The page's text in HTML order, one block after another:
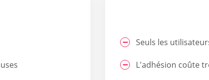
Seuls les
L'adhésion coûte